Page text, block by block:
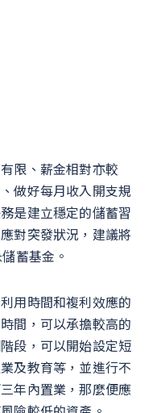
限、薪金相對亦較
做好每月收入開支規
是建立穩定的儲蓄習
對突發狀況，建議將
蓄基金。
用時間和複利效應的
間，可以承擔較高的
段，可以開始設定短
及教育等，並進行不
年內置業，那麼便應